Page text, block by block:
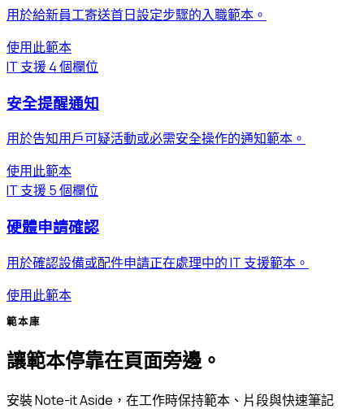
用於給新員工寄送首日設定步驟的入職範本。
使用此範本
IT 支援4 個欄位
安全提醒通知
用於告知用戶可疑活動或必需安全操作的通知範本。
使用此範本
IT 支援5 個欄位
硬體申請確認
用於確認設備或配件申請正在處理中的 IT 支援範本。
使用此範本
範本庫
讓範本停靠在頁面旁邊。
安裝 Note-it Aside，在工作時保持範本、片段與快速筆記